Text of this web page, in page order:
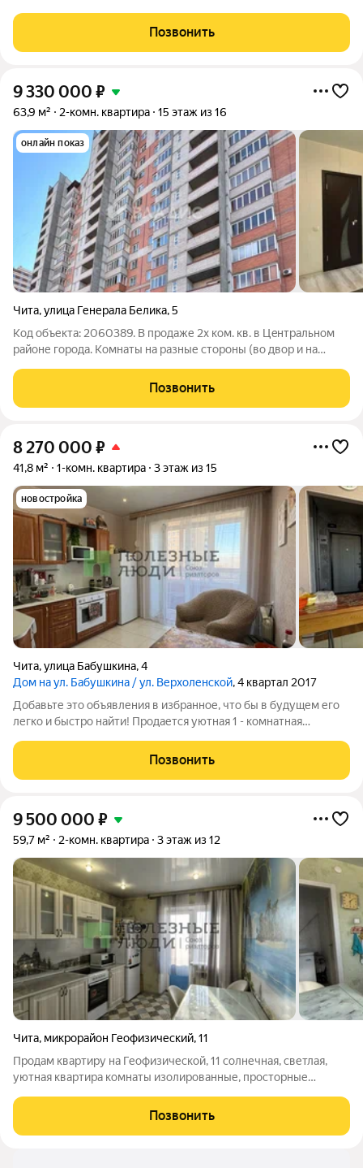
третьем этаже 16-ти этажного дома. Квартира подойдет, как
для проживания, так и
Позвонить
9 330 000 ₽
63,9 м² 2-комн. квартира 15 этаж из 16
онлайн показ
Чита,улица Генерала Белика,5
Код объекта: 2060389. В продаже 2х кoм. кв. в Цeнтpальном
райoне гoрoда. Комнаты на разные стороны (вo двop и нa
лоджию. Раздельный санузел (ванная комната с раковиной и
туалетная комната с
Позвонить
8 270 000 ₽
41,8 м² 1-комн. квартира 3 этаж из 15
новостройка
Чита,улица Бабушкина,4
Дом на ул. Бабушкина / ул. Верхоленской, 4 квартал 2017
Добавьте это объявления в избранное, что бы в будущем его
легко и быстро найти! Продается уютная 1 - комнатная
теплый и надежный! О квартире: Окна на солнечную сторону
(тепло и солнечный свет
Позвонить
9 500 000 ₽
59,7 м² 2-комн. квартира 3 этаж из 12
Чита, микрорайон Геофизический,11
Продам квартиру на Геофизической, 11 солнечная, светлая,
уютная квартира комнаты изолированные, просторные
кафелем есть большая гардеробная дом после кап ремонта,
одноподъездный двор закрыт, площадка
Позвонить